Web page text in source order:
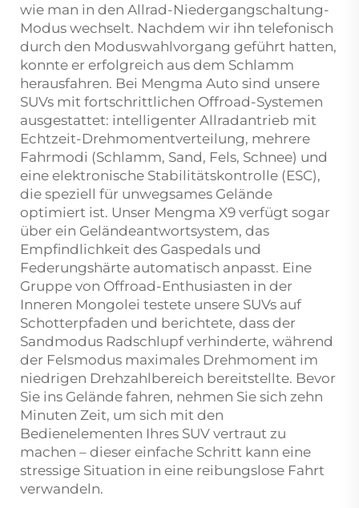
wie man in den Allrad-Niedergangschaltung-
Modus wechselt. Nachdem wir ihn telefonisch
durch den Moduswahlvorgang geführt hatten,
konnte er erfolgreich aus dem Schlamm
herausfahren. Bei Mengma Auto sind unsere
SUVs mit fortschrittlichen Offroad-Systemen
ausgestattet: intelligenter Allradantrieb mit
Echtzeit-Drehmomentverteilung, mehrere
Fahrmodi (Schlamm, Sand, Fels, Schnee) und
eine elektronische Stabilitätskontrolle (ESC),
die speziell für unwegsames Gelände
optimiert ist. Unser Mengma X9 verfügt sogar
über ein Geländeantwortsystem, das
Empfindlichkeit des Gaspedals und
Federungshärte automatisch anpasst. Eine
Gruppe von Offroad-Enthusiasten in der
Inneren Mongolei testete unsere SUVs auf
Schotterpfaden und berichtete, dass der
Sandmodus Radschlupf verhinderte, während
der Felsmodus maximales Drehmoment im
niedrigen Drehzahlbereich bereitstellte. Bevor
Sie ins Gelände fahren, nehmen Sie sich zehn
Minuten Zeit, um sich mit den
Bedienelementen Ihres SUV vertraut zu
machen – dieser einfache Schritt kann eine
stressige Situation in eine reibungslose Fahrt
verwandeln.